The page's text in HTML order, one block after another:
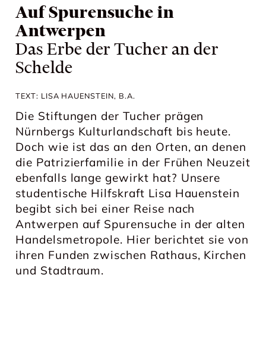
Auf Spurensuche in
Antwerpen
Das Erbe der Tucher an der
Schelde
TEXT: LISA HAUENSTEIN, B.A.
Die Stiftungen der Tucher prägen
Nürnbergs Kulturlandschaft bis heute.
Doch wie ist das an den Orten, an denen
die Patrizierfamilie in der Frühen Neuzeit
ebenfalls lange gewirkt hat? Unsere
studentische Hilfskraft Lisa Hauenstein
begibt sich bei einer Reise nach
Antwerpen auf Spurensuche in der alten
Handelsmetropole. Hier berichtet sie von
ihren Funden zwischen Rathaus, Kirchen
und Stadtraum.